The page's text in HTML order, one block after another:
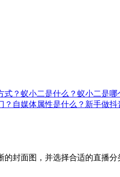
式？ 蚁小二是什么？蚁小二是哪
？自媒体属性是什么？ 新手做抖
封面图，并选择合适的直播